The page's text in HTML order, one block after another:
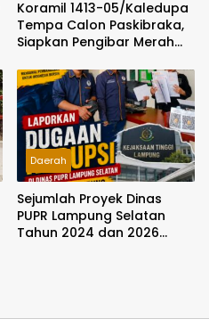
Koramil 1413-05/Kaledupa
Tempa Calon Paskibraka,
Siapkan Pengibar Merah
Disiplin
Daerah
Sejumlah Proyek Dinas
PUPR Lampung Selatan
Tahun 2024 dan 2026